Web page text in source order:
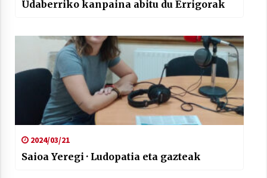
Udaberriko kanpaina abitu du Errigorak
2024/03/21
Saioa Yeregi · Ludopatia eta gazteak